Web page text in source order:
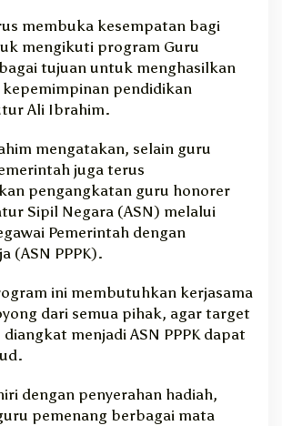
membuka kesempatan bagi
mengikuti program Guru
tujuan untuk menghasilkan
kepemimpinan pendidikan
Ali Ibrahim.
mengatakan, selain guru
juga terus
pengangkatan guru honorer
Sipil Negara (ASN) melalui
Pemerintah dengan
(ASN PPPK).
ini membutuhkan kerjasama
dari semua pihak, agar target
menjadi ASN PPPK dapat
dengan penyerahan hadiah,
pemenang berbagai mata